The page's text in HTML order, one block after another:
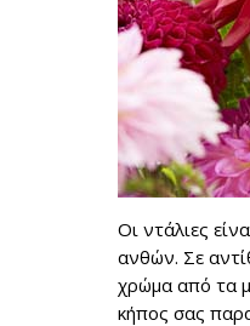
Οι ντάλιες
ανθών. Σε
χρώμα από τα
κήπος σας